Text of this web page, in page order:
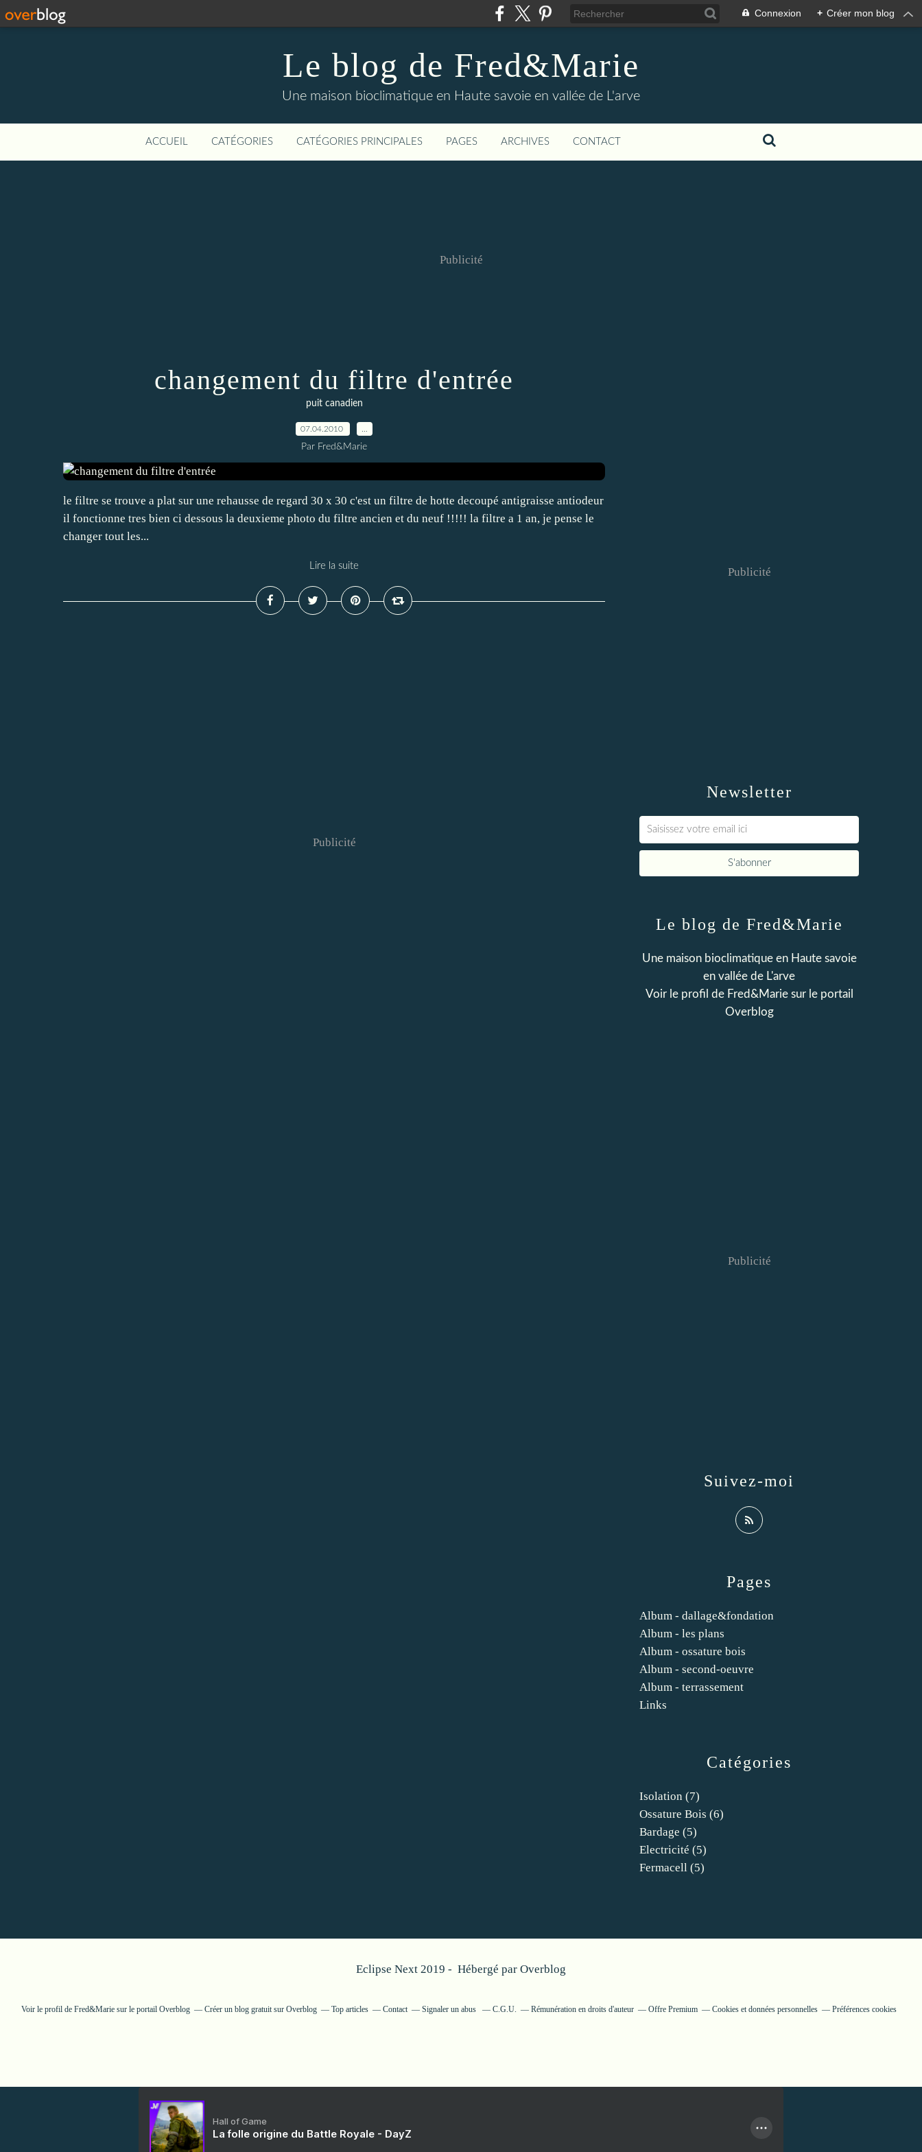
Connexion + Créer mon blog
Le blog de Fred&Marie
Une maison bioclimatique en Haute savoie en vallée de L'arve
ACCUEIL CATÉGORIES CATÉGORIES PRINCIPALES PAGES ARCHIVES CONTACT
Publicité
changement du filtre d'entrée
puit canadien
07.04.2010
Par Fred&Marie
le filtre se trouve a plat sur une rehausse de regard 30 x 30 c'est un filtre de hotte decoupé antigraisse antiodeur
il fonctionne tres bien ci dessous la deuxieme photo du filtre ancien et du neuf !!!!! la filtre a 1 an, je pense le
changer tout les...
Lire la suite
Publicité
Newsletter
Publicité
Catégories
Isolation (7)
Ossature Bois (6)
Bardage (5)
Electricité (5)
Fermacell (5)
Pages
Album - dallage&fondation
Album - les plans
Album - ossature bois
Album - second-oeuvre
Album - terrassement
Links
Le blog de Fred&Marie
Une maison bioclimatique en Haute savoie
en vallée de L'arve
Voir le profil de Fred&Mariesur le portail
Overblog
Suivez-moi
Publicité
Eclipse Next 2019 - Hébergé par Overblog
Voir le profil de Fred&Marie sur le portail Overblog Créer un blog gratuit sur Overblog Top articles Contact Signaler un abus C.G.U. Rémunération en droits d'auteur Offre Premium Cookies et données personnelles Préférences cookies
Hall of Game
La folle origine du Battle Royale - DayZ